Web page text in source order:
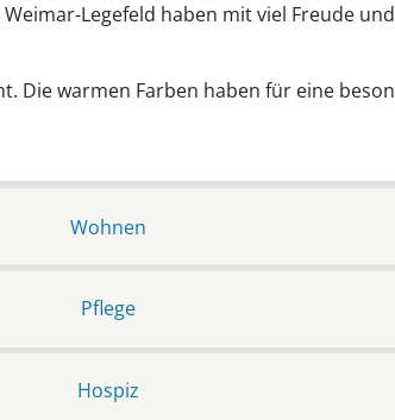
Legefeld haben mit viel Freude
Die warmen Farben haben für eine
Wohnen
Pflege
Hospiz